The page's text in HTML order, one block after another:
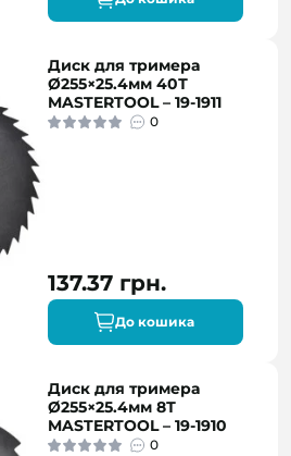
Диск для тримера
Ø255×25.4мм 40Т
MASTERTOOL – 19-1911
0
137.37 грн.
До кошика
Диск для тримера
Ø255×25.4мм 8Т
MASTERTOOL – 19-1910
0